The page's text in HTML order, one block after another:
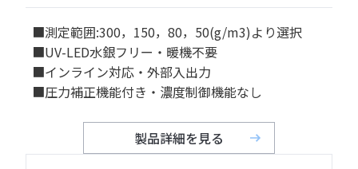
■測定範囲:300，150，80，50(g/m3)より選択
■UV-LED水銀フリー・暖機不要
■インライン対応・外部入出力
■圧力補正機能付き・濃度制御機能なし
製品詳細を見る